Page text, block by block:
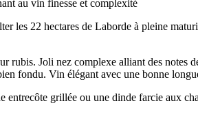
au vin finesse et complexité
les 22 hectares de Laborde à pleine
rubis. Joli nez complexe alliant des notes
fondu. Vin élégant avec une bonne
entrecôte grillée ou une dinde farcie aux